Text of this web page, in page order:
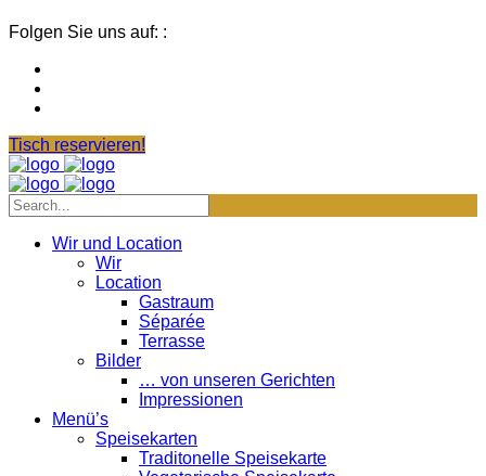
Folgen Sie uns auf: :
Tisch reservieren!
Wir und Location
Wir
Location
Gastraum
Séparée
Terrasse
Bilder
… von unseren Gerichten
Impressionen
Menü’s
Speisekarten
Traditonelle Speisekarte